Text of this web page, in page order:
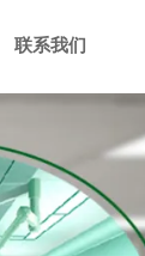
联系我们